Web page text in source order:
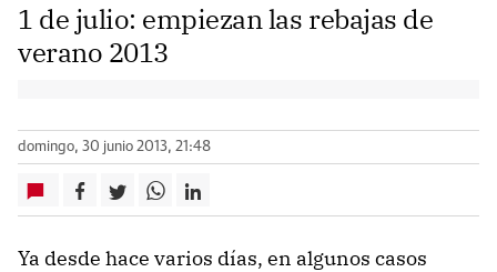
1 de julio: empiezan las rebajas de
verano 2013
domingo, 30 junio 2013, 21:48
Ya desde hace varios días, en algunos casos